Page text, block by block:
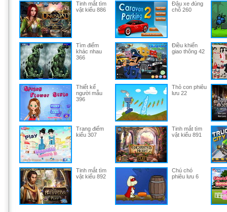
Tinh mắt tìm
vật kiểu 886
Đậu xe đúng
chỗ 260
Tìm điểm
khác nhau
366
Điều khiển
giao thông 42
Thiết kế
người mẫu
396
Thỏ con phiêu
lưu 22
Trang điểm
kiểu 307
Tinh mắt tìm
vật kiểu 891
Tinh mắt tìm
vật kiểu 892
Chú chó
phiêu lưu 6